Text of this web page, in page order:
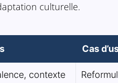
culturelle.
Cas
contexte